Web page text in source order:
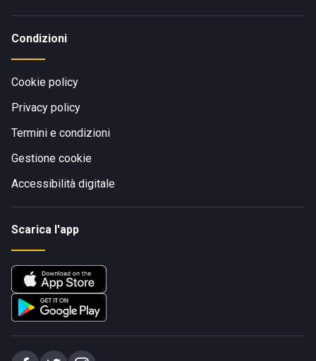
Condizioni
Cookie policy
Privacy policy
Termini e condizioni
Gestione cookie
Accessibilità digitale
Scarica l'app